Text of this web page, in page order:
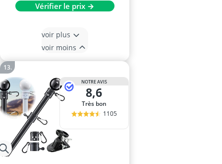
Vérifier le prix →
voir plus
voir moins
NOTRE AVIS
8,6
Très bon
1105